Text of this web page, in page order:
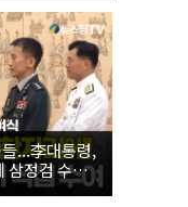
...李대통령,
삼정검 수치
삼정검 수치